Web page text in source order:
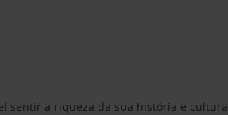
sentir a riqueza da sua história e